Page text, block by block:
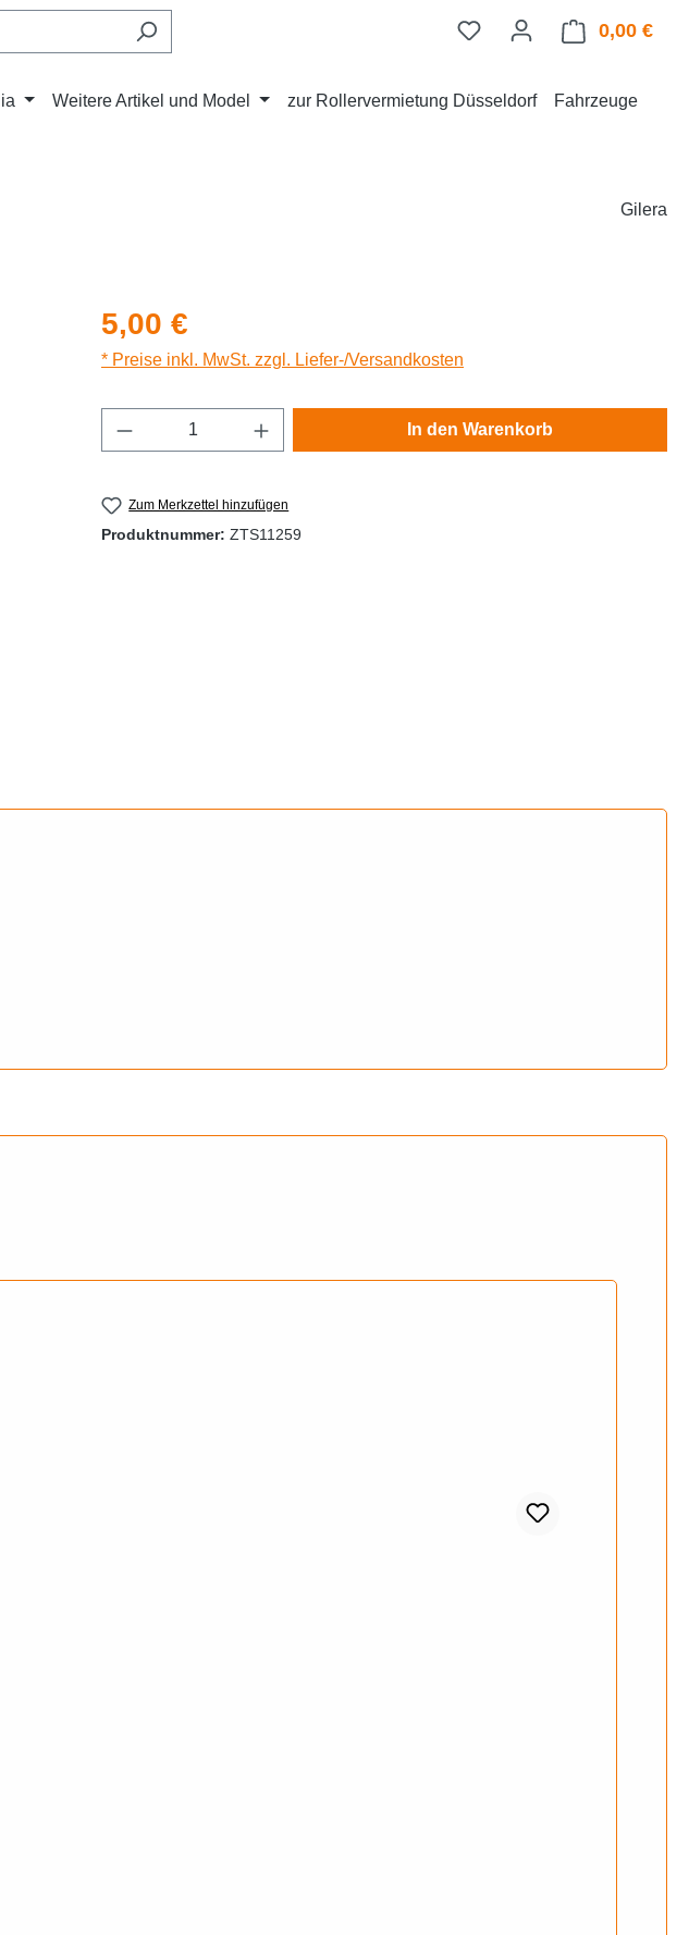
0,00 €
Weitere Artikel und Model zur Rollervermietung Düsseldorf Fahrzeuge
Gilera
Regulärer Preis:
5,00 €
* Preise inkl. MwSt. zzgl. Liefer-/Versandkosten
Produkt Anzahl: Gib den gewünschten Wert ein
In den Warenkorb
Zum Merkzettel hinzufügen
Produktnummer: ZTS11259